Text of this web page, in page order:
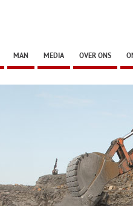
MAN MEDIA OVER ONS